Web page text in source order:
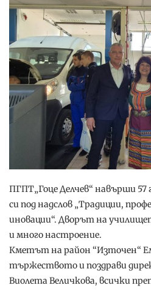
ПГПТ„Гоце Делчев“ навърши
си под надслов „Традиции,
иновации“. Дворът на
и много настроение.
Кметът на район “Източен“
тържеството и поздрави
Виолета Величкова, всички